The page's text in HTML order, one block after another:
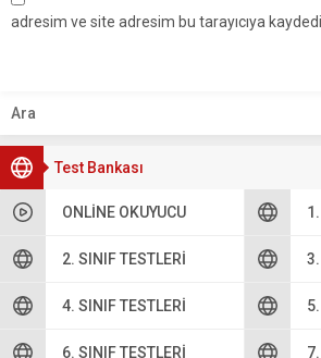
Test Bankası
ONLINE OKUYUCU
2. SINIF TESTLERI
4. SINIF TESTLERI
6. SINIF TESTLERI
adresim ve site adresim bu tarayıcıya